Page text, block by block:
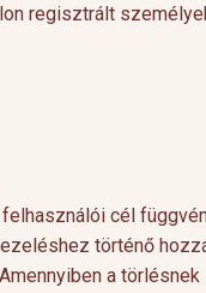
regisztrált
cél
történő
a törlésnek